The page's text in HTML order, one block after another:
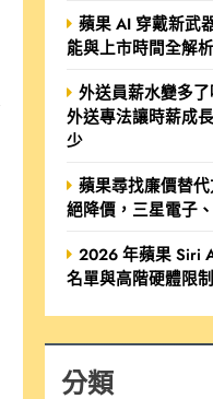
蘋果 AI 穿戴新武
能與上市時間全解析
外送員薪水變多了
外送專法讓時薪成
少
蘋果尋找廉價替
絕降價，三星電子
2026 年蘋果 Siri
名單與高階硬體限
分類